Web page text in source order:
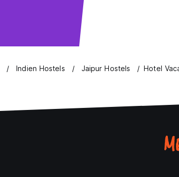
Indien Hostels Jaipur Hostels Hotel